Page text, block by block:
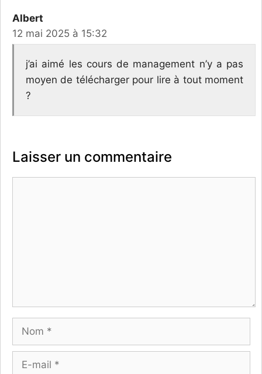
Albert
12 mai 2025 à 15:32
j’ai aimé les cours de management n’y a pas
moyen de télécharger pour lire à tout moment
?
Laisser un commentaire
Nom